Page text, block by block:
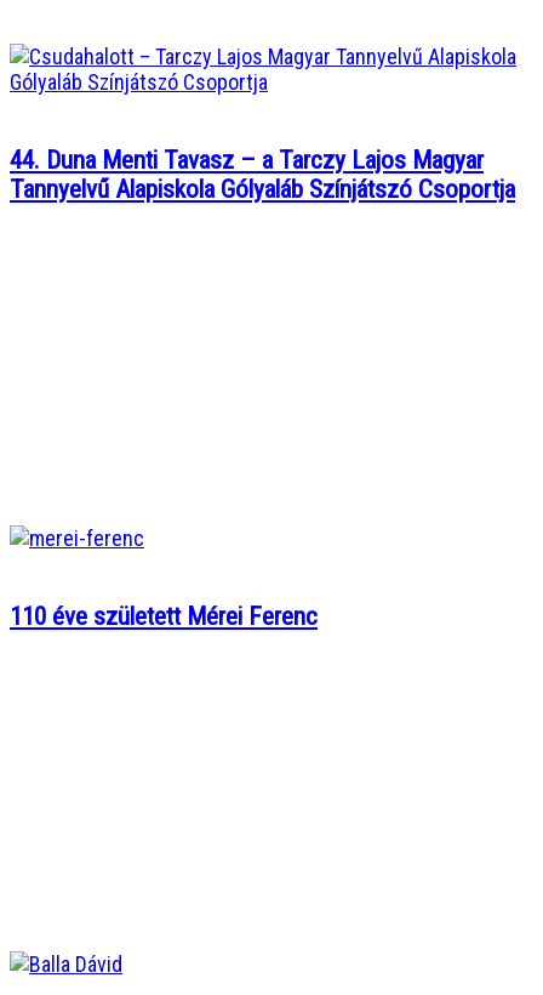
44. Duna Menti Tavasz – a Tarczy Lajos Magyar
Tannyelvű Alapiskola Gólyaláb Színjátszó Csoportja
110 éve született Mérei Ferenc